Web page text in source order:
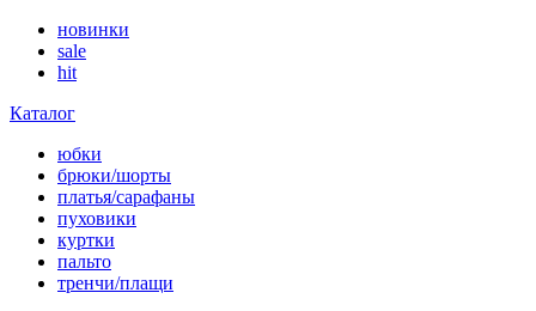
новинки
sale
hit
Каталог
юбки
брюки/шорты
платья/сарафаны
пуховики
куртки
пальто
тренчи/плащи